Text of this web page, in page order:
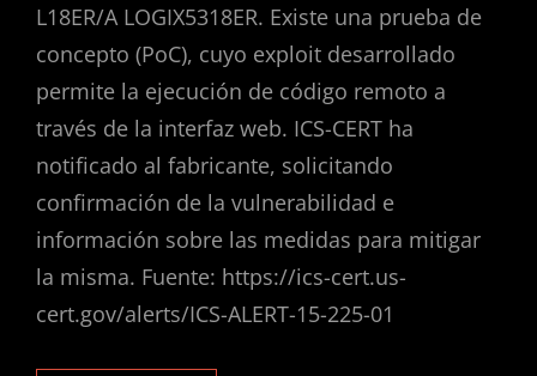
L18ER/A LOGIX5318ER. Existe una prueba de
concepto (PoC), cuyo exploit desarrollado
permite la ejecución de código remoto a
través de la interfaz web. ICS-CERT ha
notificado al fabricante, solicitando
confirmación de la vulnerabilidad e
información sobre las medidas para mitigar
la misma. Fuente: https://ics-cert.us-
cert.gov/alerts/ICS-ALERT-15-225-01